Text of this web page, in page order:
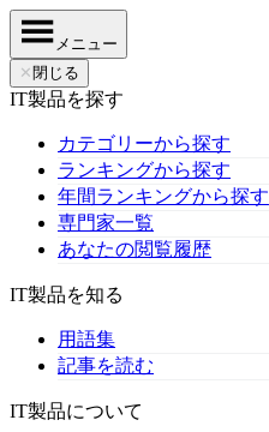
メニュー
✕ 閉じる
IT製品を探す
カテゴリーから探す
ランキングから探す
年間ランキングから探す
専門家一覧
あなたの閲覧履歴
IT製品を知る
用語集
記事を読む
IT製品について